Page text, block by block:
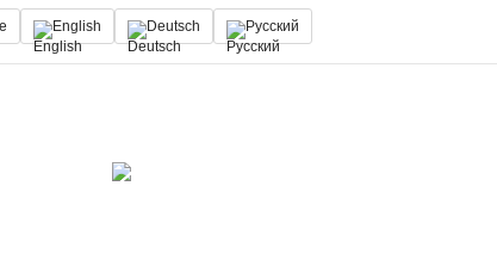
English Deutsch Русский